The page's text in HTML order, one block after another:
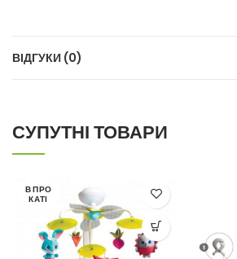
ВІДГУКИ (0)
СУПУТНІ ТОВАРИ
В ПРО
КАТІ